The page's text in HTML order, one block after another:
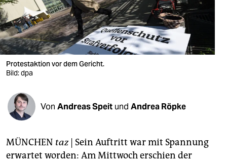
wahrheit
verlag
verlag
veranstaltungen
shop
fragen & hilfe
unterstützen
abo
Protestaktion vor dem Gericht.
Bild: dpa
Von Andreas Speit und Andrea Röpke
MÜNCHEN taz
| Sein Auftritt war mit Spannung
erwartet worden: Am Mittwoch erschien der